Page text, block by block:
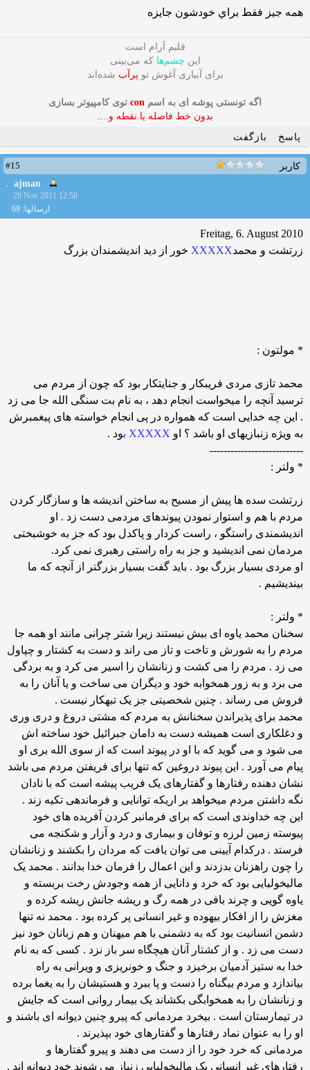
همه جيز فقط براي خودشون جايزه
قلبم آرام است
این چشم‌ها که می‌بینی
برای آبیاری آغوش تو پرآب شده‌اند
اگه تونستی پوشه ای به اسم con توی کامپیوتر بسازی
بدون خط فاصله یا نقطه و....
پاسخ
بازگفت
کاربر
#15
ajman
28 Nov 2011 12:58
ارسالها: 69
Freitag, 6. August 2010
زرتشت و محمدXXXXX خور از دید اندیشمندان بزرگ
* مولتون :
محمد تازی مردی فریبکار و جنایتکار بود که چون از مردم می
ترسید آنچه را میخواست انجام دهد ، به نام بت سنگی الله جا می زد
. این چه خدایی است که همواره در پی انجام خواسته های پیغمبرش
به ویژه زنبازیهای او باشد ؟ او XXXXX ب ود .
---------------------------
* ولتر :
زرتشت سده ها پیش از مسیح به ساختن اندیشه ها و سازگار کردن
مردم با هم و استوار نمودن پیوندهای مردمی دست زد . او
اندیشمندی راستگو ، راست کردار و پاکدل بود که جز به خوشبختی
مردمان نمی اندیشید و جز به راه راستی رهبری نمی کرد.
او مردی بسیار بزرگ بود . باید گفت بسیار بزرگتر از آنچه که ما
بیندیشیم .
* ولتر :
سخنان محمد یاوه ای بیش نیستند زیرا شتر چرانی مانند او همه جا
مردم را به شورش و تاخت و تاز می راند و دست به کشتار و چپاول
می زد . مردم را می کشت و زنانشان را اسیر می کرد و به بردگی
می برد و به زور همخوابه خود و دیگران می ساخت و یا آنان را به
فروش می رساند . چنین شخصیتی جز یک تبهکار نیست .
محمد برای پذیراندن سخنانش به مردم که مشتی دروغ و دری وری
و دغلکاری است همیشه دست به دامان جبرائیل خود ساخته اش
می شود و می گوید که با او در پیوند است که از سوی الله بری او
پیام می آورد . این پیوند دروغین که تنها برای فریفتن مردم می باشد
نشان دهنده رفتارها و گفتارهای یک فریب پیشه است که با نادان
نگه داشتن مردم میخواهد بر اریکه توانایی و فرماندهی تکیه زند .
این چه خداوندی است که برای فرمانبر کردن آفریده های خود
پیوسته زمین لرزه و توفان و بیماری و درد و آزار و شکنجه می
فرستد . درکدام آیینی می توان یافت که مردان را بکشند و زنانشان
را چون راهزنان بدزدند و این اعمال را فرمان خدا بدانند . محمد یک
مالیخولیایی بود که خرد و دانایی از همه وجودش رخت بربسته و
یاوه گویی و چرند بافی در همه رگ و ریشه جانش ریشه کرده و
مغزش را از افکار بیهوده و غیر انسانی پر کرده بود . محمد نه تنها
دشمن انسانیت بود که به دشمنی با هم میهنان و هم زبانان خود نیز
دست می زد . و از کشتار آنان هیچگاه سر باز نزد . کسی که به نام
خدا به ستیز آدمیان برخیزد و جنگ و خونریزی و ویرانی به راه
بیاندازد و مردم بیگناه را دست و پا ببرد و هستیشان را به یغما برده
و زنانشان را به همخوابگی بکشاند یک بیمار روانی است که جایش
در تیمارستان است . بیخرد مردمانی که پیرو چنین دیوانه ای باشند و
او را به عنوان نماد رفتارها و گفتارهای خود بپذیرند .
مردمانی که خرد خود را از دست می دهند و پیرو گفتارها و
رفتارهای غیر انسانی یک مالیخولیایی زنباز می شوند خود دیوانه اند .